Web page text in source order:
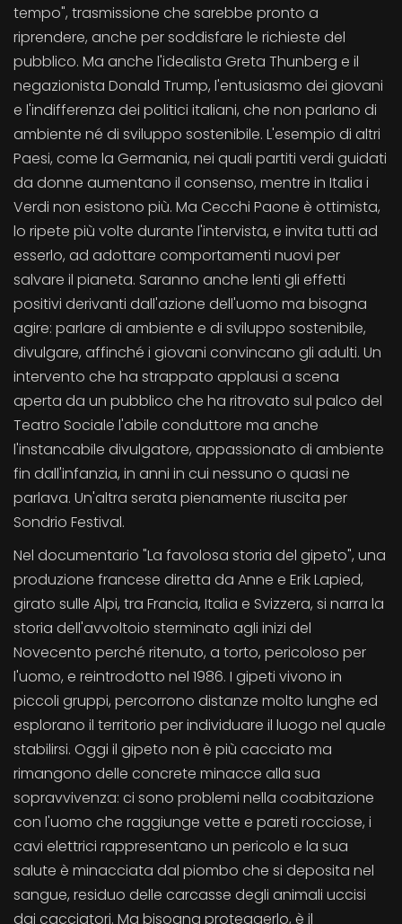
tempo", trasmissione che sarebbe pronto a
riprendere, anche per soddisfare le richieste del
pubblico. Ma anche l'idealista Greta Thunberg e il
negazionista Donald Trump, l'entusiasmo dei giovani
e l'indifferenza dei politici italiani, che non parlano di
ambiente né di sviluppo sostenibile. L'esempio di altri
Paesi, come la Germania, nei quali partiti verdi guidati
da donne aumentano il consenso, mentre in Italia i
Verdi non esistono più. Ma Cecchi Paone è ottimista,
lo ripete più volte durante l'intervista, e invita tutti ad
esserlo, ad adottare comportamenti nuovi per
salvare il pianeta. Saranno anche lenti gli effetti
positivi derivanti dall'azione dell'uomo ma bisogna
agire: parlare di ambiente e di sviluppo sostenibile,
divulgare, affinché i giovani convincano gli adulti. Un
intervento che ha strappato applausi a scena
aperta da un pubblico che ha ritrovato sul palco del
Teatro Sociale l'abile conduttore ma anche
l'instancabile divulgatore, appassionato di ambiente
fin dall'infanzia, in anni in cui nessuno o quasi ne
parlava. Un'altra serata pienamente riuscita per
Sondrio Festival.
Nel documentario "La favolosa storia del gipeto", una
produzione francese diretta da Anne e Erik Lapied,
girato sulle Alpi, tra Francia, Italia e Svizzera, si narra la
storia dell'avvoltoio sterminato agli inizi del
Novecento perché ritenuto, a torto, pericoloso per
l'uomo, e reintrodotto nel 1986. I gipeti vivono in
piccoli gruppi, percorrono distanze molto lunghe ed
esplorano il territorio per individuare il luogo nel quale
stabilirsi. Oggi il gipeto non è più cacciato ma
rimangono delle concrete minacce alla sua
sopravvivenza: ci sono problemi nella coabitazione
con l'uomo che raggiunge vette e pareti rocciose, i
cavi elettrici rappresentano un pericolo e la sua
salute è minacciata dal piombo che si deposita nel
sangue, residuo delle carcasse degli animali uccisi
dai cacciatori. Ma bisogna proteggerlo, è il